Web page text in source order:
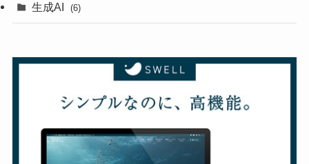
生成AI (6)